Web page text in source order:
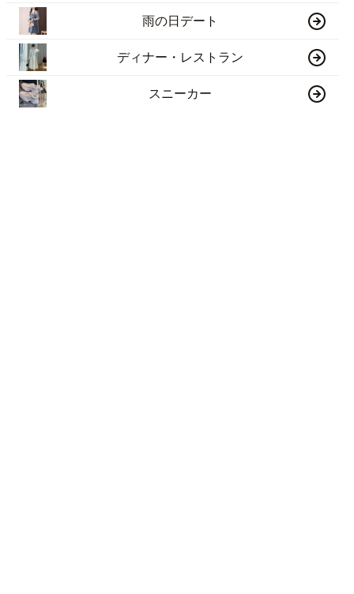
雨の日デート
ディナー・レストラン
スニーカー